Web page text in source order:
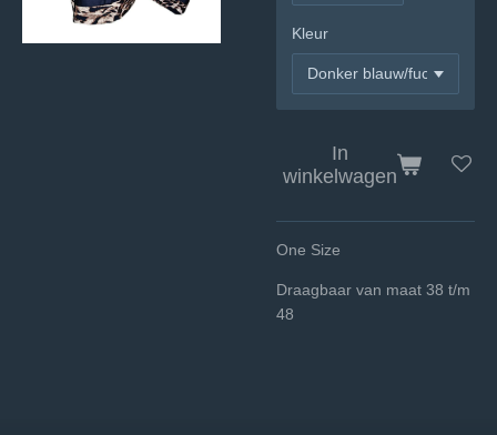
Kleur
In
winkelwagen
One Size
Draagbaar van maat 38 t/m
48